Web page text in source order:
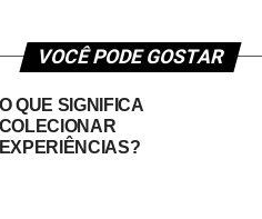
VOCÊ PODE GOSTAR
O QUE SIGNIFICA
COLECIONAR
EXPERIÊNCIAS?